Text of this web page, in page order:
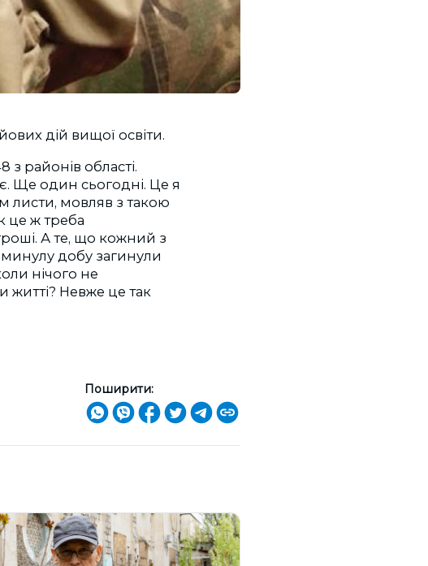
дій вищої освіти.
з районів області.
Ще один сьогодні. Це я
листи, мовляв з такою
це ж треба
А те, що кожний з
минулу добу загинули
нічого не
Невже це так
Поширити: